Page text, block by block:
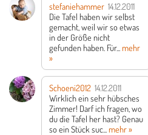
stefaniehammer 14.12.2011
Die Tafel haben wir selbst
gemacht, weil wir so etwas
in der Größe nicht
gefunden haben. Für...mehr
»
Schoeni2012 14.12.2011
Wirklich ein sehr hübsches
Zimmer! Darf ich fragen, wo
du die Tafel her hast? Genau
so ein Stück suc...mehr »